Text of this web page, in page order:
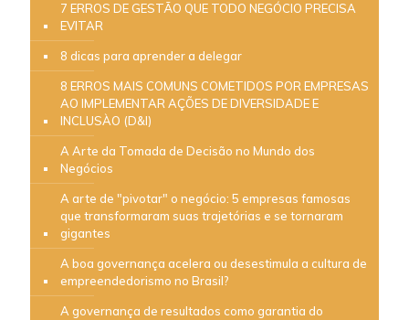
7 ERROS DE GESTÃO QUE TODO NEGÓCIO PRECISA
EVITAR
8 dicas para aprender a delegar
8 ERROS MAIS COMUNS COMETIDOS POR EMPRESAS
AO IMPLEMENTAR AÇÕES DE DIVERSIDADE E
INCLUSÀO (D&I)
A Arte da Tomada de Decisão no Mundo dos
Negócios
A arte de "pivotar" o negócio: 5 empresas famosas
que transformaram suas trajetórias e se tornaram
gigantes
A boa governança acelera ou desestimula a cultura de
empreendedorismo no Brasil?
A governança de resultados como garantia do